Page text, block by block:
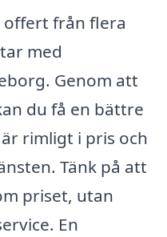
offert från flera
med
Genom att
du få en bättre
rimligt i pris och
Tänk på att
priset, utan
En